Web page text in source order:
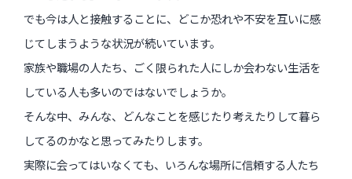
過去のオープン講座
配信中のオンライン講座
全ての記事ページ
でも今は人と接触することに、どこか恐れや不安を互いに感
じてしまうような状況が続いています。
家族や職場の人たち、ごく限られた人にしか会わない生活を
している人も多いのではないでしょうか。
そんな中、みんな、どんなことを感じたり考えたりして暮ら
してるのかなと思ってみたりします。
実際に会ってはいなくても、いろんな場所に信頼する人たち